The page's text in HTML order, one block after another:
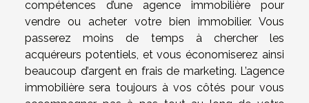
compétences d’une agence immobilière pour
vendre ou acheter votre bien immobilier. Vous
passerez moins de temps à chercher les
acquéreurs potentiels, et vous économiserez ainsi
beaucoup d’argent en frais de marketing. L’agence
immobilière sera toujours à vos côtés pour vous